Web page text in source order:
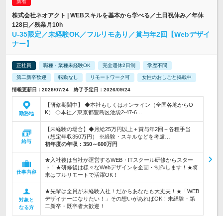
株式会社ネオアクト | WEBスキルを基本から学べる／土日祝休み／年休
128日／残業月10h
U-35限定／未経験OK／フルリモあり／賞与年2回【Webデザイ
ナー】
正社員 職種・業種未経験OK 完全週休2日制 学歴不問
第二新卒歓迎 転勤なし リモートワーク可 女性のおしごと掲載中
情報更新日：2026/07/24 終了予定日：2026/09/24
勤務地
【研修期間中】 ◆本社もしくはオンライン（全国各地からO
K） ◇本社／東京都豊島区池袋2-47-6…
給与
【未経験の場合】◆月給25万円以上＋賞与年2回＋各種手当
（想定年収350万円） ※経験・スキルなどを考慮…
初年度の年収： 350～600万円
仕事内容
★入社後は当社が運営するWEB・ITスクール研修からスター
ト！★研修後は様々なWebデザインを企画・制作します！★将
来はフルリモートで活躍OK！
対象と
なる方
★先輩は全員が未経験入社！だからあなたも大丈夫！★「WEB
デザイナーになりたい！」その想いがあればOK！未経験・第
二新卒・既卒者大歓迎！